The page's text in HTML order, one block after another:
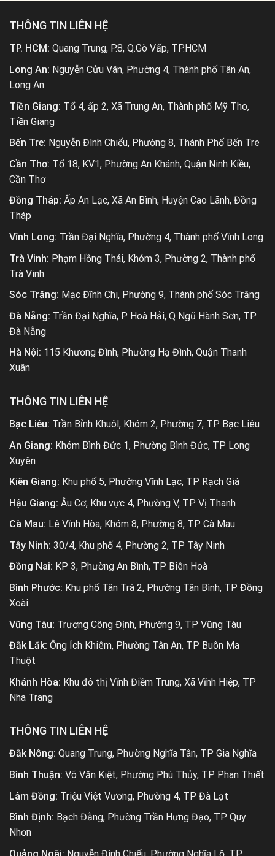
THÔNG TIN LIÊN HỆ
TP. HCM: Quang Trung, P.8, Q.Gò Vấp, TP.HCM
Long An: Nguyễn Cửu Vân, Phường 4, Thành phố Tân An,
Long An
Tiền Giang: Tổ 4, ấp 2, Xã Trung An, Thành phố Mỹ Tho,
Tiền Giang
Bến Tre: Nguyễn Đình Chiểu, Phường 8, Thành Phố Bến Tre
Cần Thơ: Tổ 18, KV1, Phường An Khánh, Quận Ninh Kiều,
Cần Thơ
Đồng Tháp: Ấp An Lạc, Xã An Bình, Huyện Cao Lãnh, Đồng
Tháp
Vĩnh Long: Trần Đại Nghĩa, Phường 4, Thành phố Vĩnh Long
Trà Vinh: Phạm Hồng Thái, Khóm 3, Phường 2, Thành phố
Trà Vinh
Sóc Trăng: Mạc Đĩnh Chi, Phường 9, Thành phố Sóc Trăng
Đà Nẵng: Trần Đại Nghĩa, P Hoà Hải, Q Ngũ Hành Sơn, TP
Đà Nẵng
Hà Nội: 115 Khương Đình, Phường Hạ Đình, Quận Thanh
Xuân
THÔNG TIN LIÊN HỆ
Bạc Liêu: Trần Bỉnh Khuôl, Khóm 2, Phường 7, TP Bạc Liêu
An Giang: Khóm Bình Đức 1, Phường Bình Đức, TP Long
Xuyên
Kiên Giang: Khu phố 5, Phường Vĩnh Lạc, TP Rạch Giá
Hậu Giang: Âu Cơ, Khu vực 4, Phường V, TP Vị Thanh
Cà Mau: Lê Vĩnh Hòa, Khóm 8, Phường 8, TP Cà Mau
Tây Ninh: 30/4, Khu phố 4, Phường 2, TP Tây Ninh
Đồng Nai: KP 3, Phường An Bình, TP Biên Hoà
Bình Phước: Khu phố Tân Trà 2, Phường Tân Bình, TP Đồng
Xoài
Vũng Tàu: Trương Công Định, Phường 9, TP Vũng Tàu
Đắk Lắk: Ông Ích Khiêm, Phường Tân An, TP Buôn Ma
Thuột
Khánh Hòa: Khu đô thị Vĩnh Điềm Trung, Xã Vĩnh Hiệp, TP
Nha Trang
THÔNG TIN LIÊN HỆ
Đắk Nông: Quang Trung, Phường Nghĩa Tân, TP Gia Nghĩa
Bình Thuận: Võ Văn Kiệt, Phường Phú Thủy, TP Phan Thiết
Lâm Đồng: Triệu Việt Vương, Phường 4, TP Đà Lạt
Bình Định: Bạch Đằng, Phường Trần Hưng Đạo, TP Quy
Nhơn